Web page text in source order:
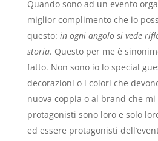
Quando sono ad un evento
miglior complimento che io
questo: in ogni angolo si vede
storia. Questo per me è
fatto. Non sono io lo special
decorazioni o i colori che
nuova coppia o al brand che
protagonisti sono loro e solo
ed essere protagonisti